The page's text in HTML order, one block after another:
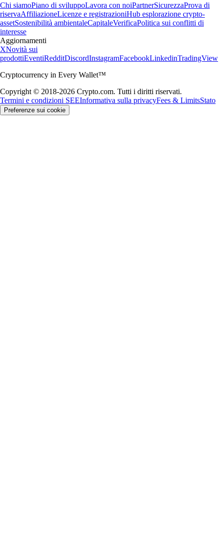
Chi siamoPiano di sviluppoLavora con noiPartnerSicurezzaProva di
riservaAffiliazioneLicenze e registrazioniHub esplorazione crypto-
assetSostenibilità ambientaleCapitaleVerificaPolitica sui conflitti di
interesse
Aggiornamenti
XNovità sui
prodottiEventiRedditDiscordInstagramFacebookLinkedinTradingView
Cryptocurrency in Every Wallet™
Copyright © 2018-2026 Crypto.com. Tutti i diritti riservati.
Termini e condizioni SEEInformativa sulla privacyFees & LimitsStato
Preferenze sui cookie